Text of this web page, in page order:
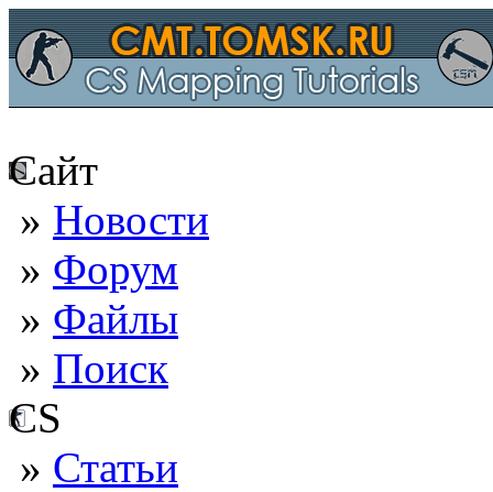
Сайт
» Новости
» Форум
» Файлы
» Поиск
CS
» Статьи